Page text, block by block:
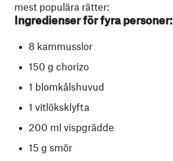
mest populära rätter:
Ingredienser för fyra personer:
8 kammusslor
150 g chorizo
1 blomkålshuvud
1 vitlöksklyfta
200 ml vispgrädde
15 g smör